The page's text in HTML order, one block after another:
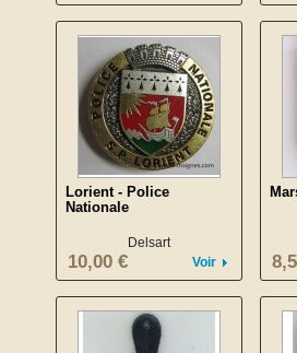
Lorient - Police
Nationale
Voir
Delsart
10,00 €